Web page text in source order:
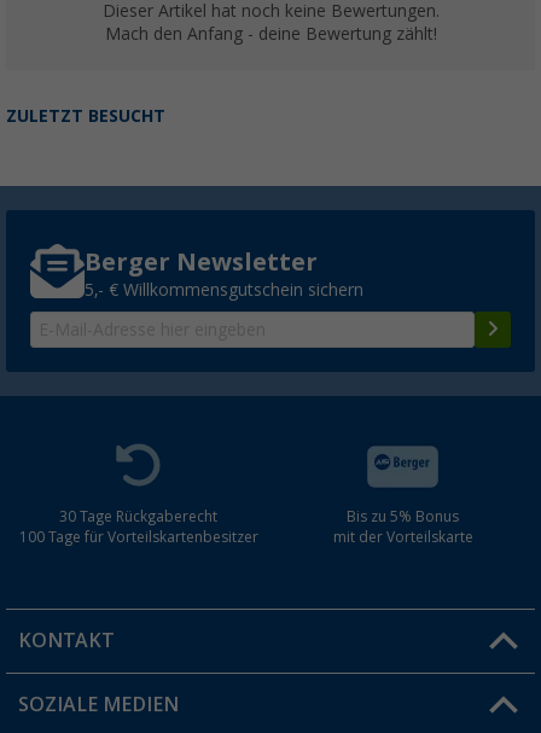
Dieser Artikel hat noch keine Bewertungen.
Mach den Anfang - deine Bewertung zählt!
ZULETZT BESUCHT
Berger Newsletter
5,- € Willkommensgutschein sichern
30 Tage Rückgaberecht
100 Tage für Vorteilskartenbesitzer
Bis zu 5% Bonus
mit der Vorteilskarte
KONTAKT
Du hast eine Frage?
SOZIALE MEDIEN